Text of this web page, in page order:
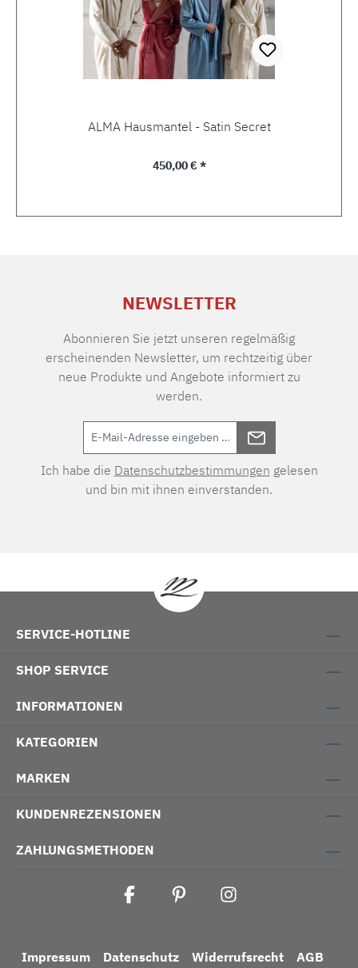
ALMA Hausmantel - Satin Secret
Regulärer Preis:
450,00 € *
NEWSLETTER
Abonnieren Sie jetzt unseren regelmäßig
erscheinenden Newsletter, um rechtzeitig über
neue Produkte und Angebote informiert zu
werden.
Ich habe die Datenschutzbestimmungen gelesen
und bin mit ihnen einverstanden.
SERVICE-HOTLINE
SHOP SERVICE
INFORMATIONEN
KATEGORIEN
MARKEN
KUNDENREZENSIONEN
ZAHLUNGSMETHODEN
Impressum Datenschutz Widerrufsrecht AGB